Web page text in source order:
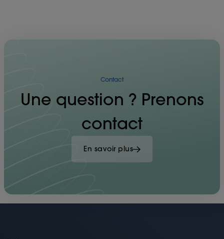
Contact
Une question ? Prenons
contact
En savoir plus